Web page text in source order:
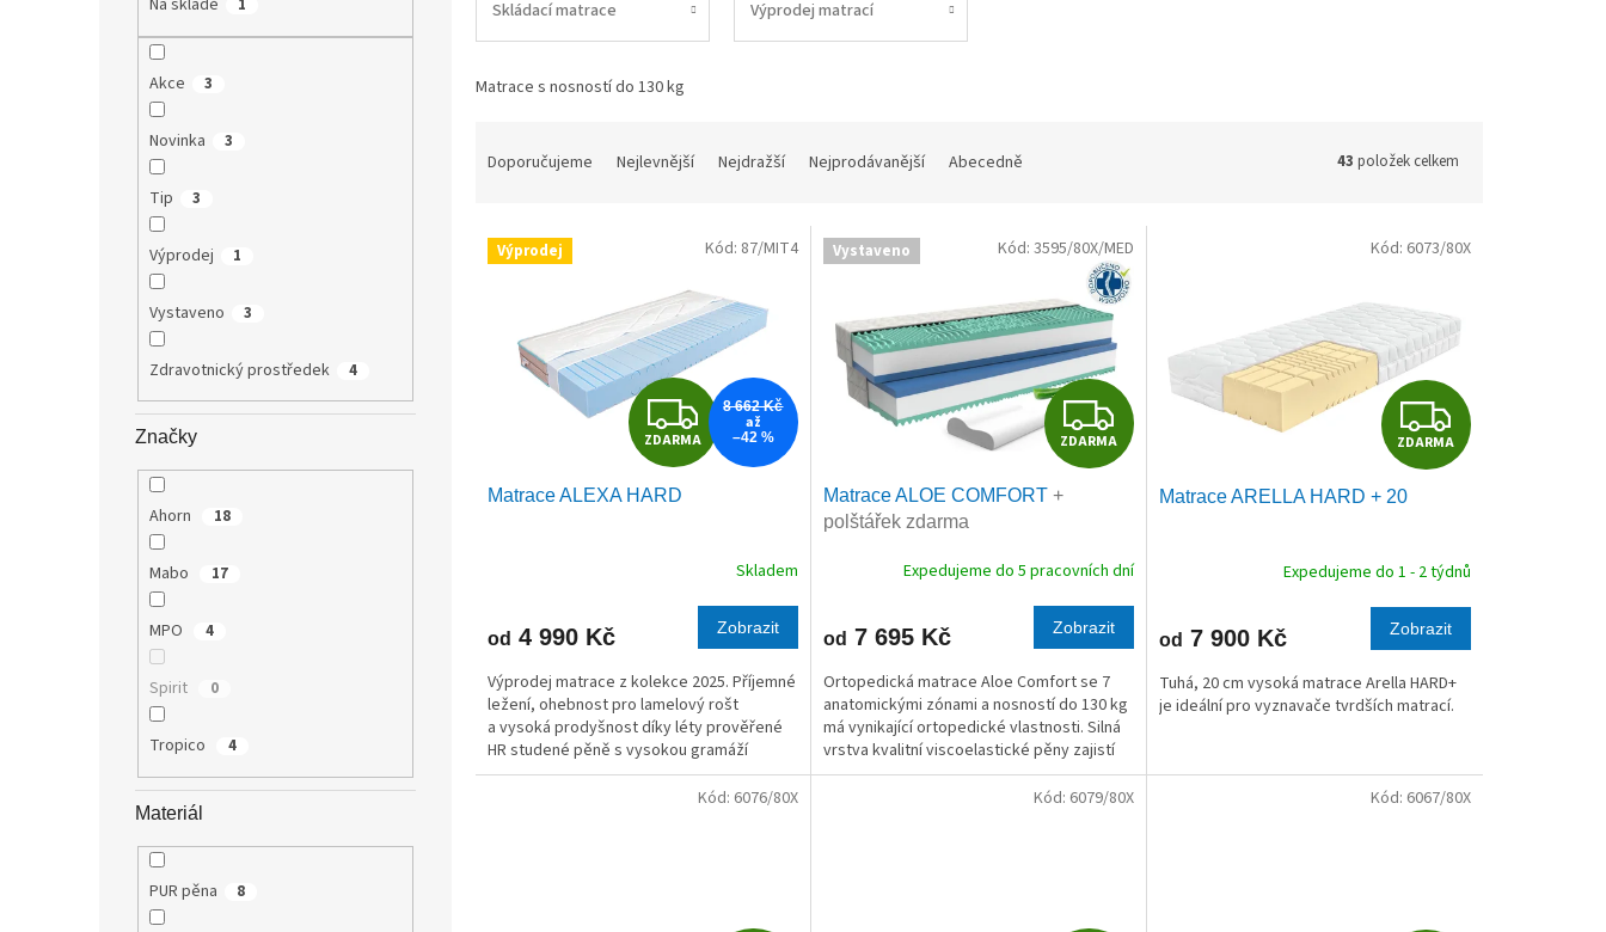
Na skladě 1
Akce 3
Novinka 3
Tip 3
Výprodej 1
Vystaveno 3
Zdravotnický prostředek 4
Značky
Ahorn 18
Mabo 17
MPO 4
Spirit 0
Tropico 4
Materiál
PUR pěna 8
Skládací matrace Výprodej matrací
Matrace s nosností do 130 kg
Doporučujeme Nejlevnější Nejdražší Nejprodávanější Abecedně 43 položek celkem
V Výprodej
Z
D
M
A
ZDARMA
8 662 Kč
až
–42 %
Matrace ALEXA HARD
Skladem
od 4 990 Kč Zobrazit
Výprodej matrace z kolekce 2025. Příjemné
ležení, ohebnost pro lamelový rošt
a vysoká prodyšnost díky léty prověřené
HR studené pěně s vysokou gramáží
a dlouhou životností. To jsou výhody této...
Kód: 87/MIT4 Vystaveno
Z
D
R
M
A
ZDARMA
Matrace ALOE COMFORT +
polštářek zdarma
Expedujeme do 5 pracovních dní
od 7 695 Kč Zobrazit
Ortopedická matrace Aloe Comfort se 7
anatomickými zónami a nosností do 130 kg
má vynikající ortopedické vlastnosti. Silná
vrstva kvalitní viscoelastické pěny zajistí
dokonalé vnoření těla do matrace a...
Kód: 3595/80X/MED
Z
D
R
M
A
ZDARMA
Matrace ARELLA HARD + 20
Expedujeme do 1 - 2 týdnů
od 7 900 Kč Zobrazit
Tuhá, 20 cm vysoká matrace Arella HARD+
je ideální pro vyznavače tvrdších matrací.
Kód: 6073/80X
Kód: 6076/80X Kód: 6079/80X Kód: 6067/80X